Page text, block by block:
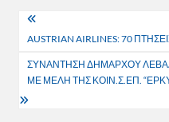
Πλοήγηση
άρθρων
AUSTRIAN AIRLINES: 70
ΣΥΝΑΝΤΗΣΗ ΔΗΜΑΡΧΟΥ
ΜΕ ΜΕΛΗ ΤΗΣ ΚΟΙΝ.Σ.ΕΠ.